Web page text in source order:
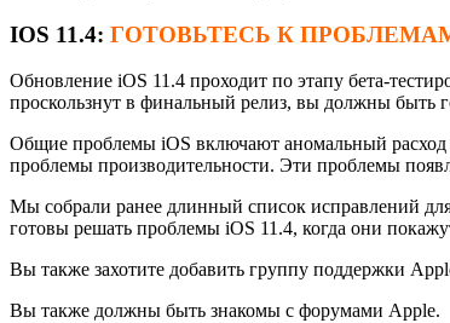
IOS 11.4: ГОТОВЬТЕСЬ К
Обновление iOS 11.4 проходит по этапу бета-
проскользнут в финальный релиз, вы должны быть
Общие проблемы iOS включают аномальный расход
проблемы производительности. Эти проблемы
Мы собрали ранее длинный список исправлений
готовы решать проблемы iOS 11.4, когда они
Вы также захотите добавить группу поддержки
Вы также должны быть знакомы с форумами Apple.